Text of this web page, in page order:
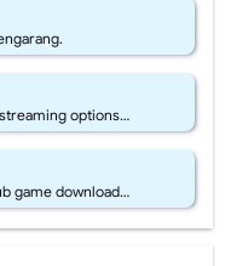
options…
game download…